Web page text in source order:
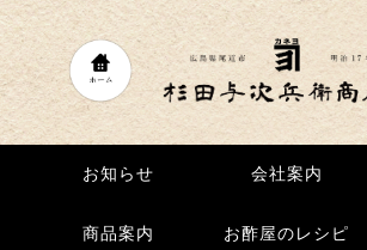
お知らせ 会社案内
商品案内 お酢屋のレシピ
お知らせ 会社案内
商品案内 お酢屋のレシピ